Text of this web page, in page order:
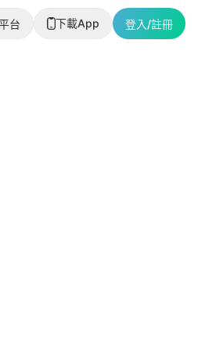
台 下載App 登入/註冊